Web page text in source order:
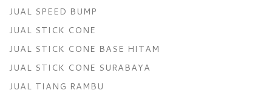
JUAL SPEED BUMP
JUAL STICK CONE
JUAL STICK CONE BASE HITAM
JUAL STICK CONE SURABAYA
JUAL TIANG RAMBU